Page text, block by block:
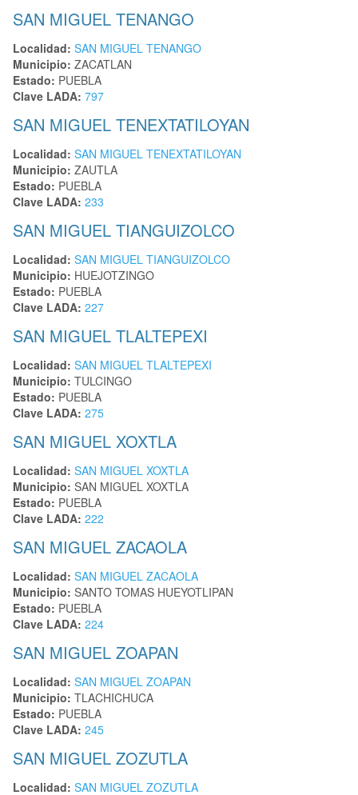
SAN MIGUEL TENANGO
Localidad: SAN MIGUEL TENANGO
Municipio: ZACATLAN
Estado: PUEBLA
Clave LADA: 797
SAN MIGUEL TENEXTATILOYAN
Localidad: SAN MIGUEL TENEXTATILOYAN
Municipio: ZAUTLA
Estado: PUEBLA
Clave LADA: 233
SAN MIGUEL TIANGUIZOLCO
Localidad: SAN MIGUEL TIANGUIZOLCO
Municipio: HUEJOTZINGO
Estado: PUEBLA
Clave LADA: 227
SAN MIGUEL TLALTEPEXI
Localidad: SAN MIGUEL TLALTEPEXI
Municipio: TULCINGO
Estado: PUEBLA
Clave LADA: 275
SAN MIGUEL XOXTLA
Localidad: SAN MIGUEL XOXTLA
Municipio: SAN MIGUEL XOXTLA
Estado: PUEBLA
Clave LADA: 222
SAN MIGUEL ZACAOLA
Localidad: SAN MIGUEL ZACAOLA
Municipio: SANTO TOMAS HUEYOTLIPAN
Estado: PUEBLA
Clave LADA: 224
SAN MIGUEL ZOAPAN
Localidad: SAN MIGUEL ZOAPAN
Municipio: TLACHICHUCA
Estado: PUEBLA
Clave LADA: 245
SAN MIGUEL ZOZUTLA
Localidad: SAN MIGUEL ZOZUTLA